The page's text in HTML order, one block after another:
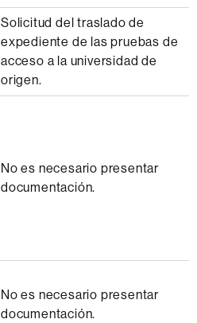
Solicitud del traslado de
expediente de las pruebas de
acceso a la universidad de
origen.
No es necesario presentar
documentación.
No es necesario presentar
documentación.